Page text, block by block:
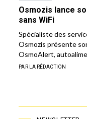
Osmozis lance
sans WiFi
Spécialiste des
Osmozis présente
OsmoAlert,
PAR LA RÉDACTION